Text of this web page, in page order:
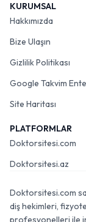
KURUMSAL
Hakkımızda
Bize Ulaşın
Gizlilik Politikası
Google Takvim
Site Haritası
PLATFORMLAR
Doktorsitesi.com
Doktorsitesi.az
Doktorsitesi.com
diş hekimleri,
profesyonelleri ile